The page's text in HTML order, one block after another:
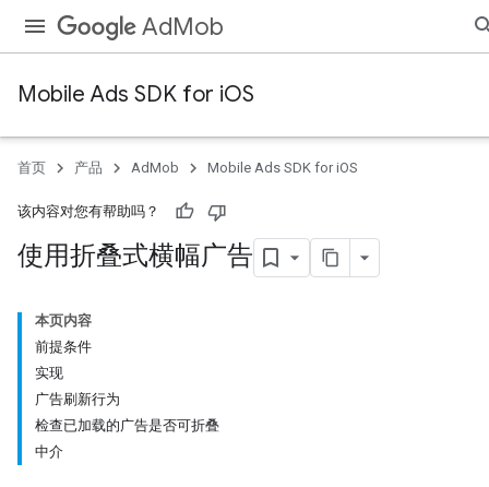
AdMob
Mobile Ads SDK for iOS
首页 产品 AdMob Mobile Ads SDK for iOS
该内容对您有帮助吗？
使用折叠式横幅广告
本页内容
前提条件
实现
广告刷新行为
检查已加载的广告是否可折叠
中介